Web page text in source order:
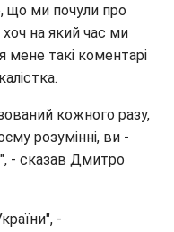
що ми почули про
хоч на який час ми
мене такі коментарі
кожного разу,
розумінні, ви -
- сказав Дмитро
-